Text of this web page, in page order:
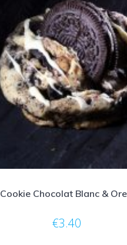
Cookie Chocolat Blanc &
€3.40